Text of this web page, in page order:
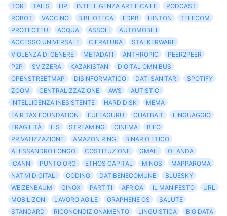
TOR
TAILS HP INTELLIGENZA ARTIFICAILE
PODCAST
ROBOT
VACCINO BIBLIOTECA EDPB HINTON
TELECOM
PROTECTEU
ACQUA ASSOLI
AUTOMOBILI
ACCESSO UNIVERSALE
CIFRATURA
STALKERWARE
VIOLENZA DI GENERE
METADATI ANTHROPIC
PEER2PEER
P2P
SVIZZERA KAZAKISTAN
DIGITAL OMNIBUS
OPENSTREETMAP
DISINFORMATICO DATI SANITARI
SPOTIFY
ZOOM
CENTRALIZZAZIONE AWS
AUTISTICI
INTELLIGENZA INESISTENTE
HARD DISK
MEMA
FAIR TAX FOUNDATION
FUFFAGURU CHATBAIT
LINGUAGGIO
FRAGILITÀ
ILS STREAMING CINEMA
BIFO
PRIVATIZZAZIONE
AMAZON RING
BINARIO ETICO
ALESSANDRO LONGO
COSTITUZIONE GMAIL
OLANDA
ICANN
PUNTO ORG ETHOS CAPITAL MINOS
MAPPAROMA
NATIVI DIGITALI
CODING DATIBENECOMUNE
BLUESKY
WEIZENBAUM
GINOX PARTITI AFRICA IL MANIFESTO
URL
MOBILIZON
LAVORO AGILE GRAPHENE OS
SALUTE
STANDARD
RICONONDIZIONAMENTO LINGUISTICA
BIG DATA